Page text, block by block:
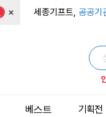
× 세종기프트, 공공기
베스트
기획전